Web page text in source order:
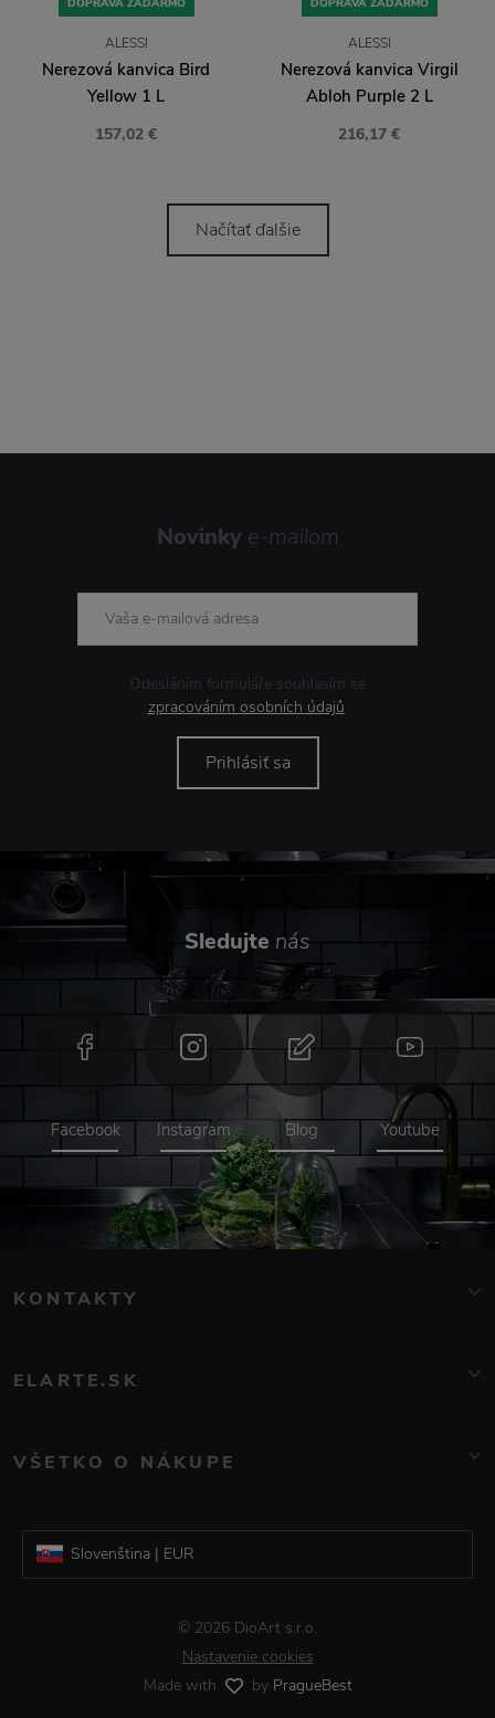
DOPRAVA ZADARMO
ALESSI
Nerezová kanvica Bird
Yellow 1 L
157,02 €
DOPRAVA ZADARMO
ALESSI
Nerezová kanvica Virgil
Abloh Purple 2 L
216,17 €
Načítať ďalšie
Novinky e-mailom
Odesláním formuláře souhlasím se
zpracováním osobních údajů.
Prihlásiť sa
Sledujte nás
Facebook Instagram Blog Youtube
KONTAKTY
+420 776 081 000
ELARTE.SK
O nás
Galerie DioArt
VŠETKO O NÁKUPE
Doprava a platba
Obchodné podmienky
Informácie o spracovaní osobných údajov
Slovenština | EUR
© 2026 DioArt s.r.o.
Nastavenie cookies
Made with
by PragueBest